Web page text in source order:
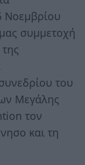
Νοεμβρίου
συμμετοχή
του
Μεγάλης
τον
και τη